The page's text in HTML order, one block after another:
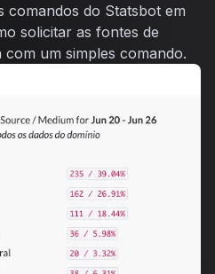
comandos do Statsbot em
solicitar as fontes de
um simples comando.